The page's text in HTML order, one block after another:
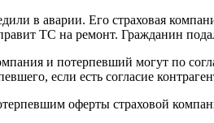
в аварии. Его страховая
ТС на ремонт. Гражданин
и потерпевший могут по
если есть согласие
оферты страховой